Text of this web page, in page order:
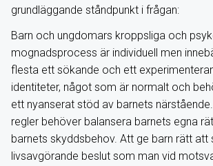
grundläggande ståndpunkt i frågan:
Barn och ungdomars kroppsliga och
mognadsprocess är individuell men
flesta ett sökande och ett
identiteter, något som är normalt och
ett nyanserat stöd av barnets
regler behöver balansera barnets egna
barnets skyddsbehov. Att ge barn rätt
livsavgörande beslut som man vid